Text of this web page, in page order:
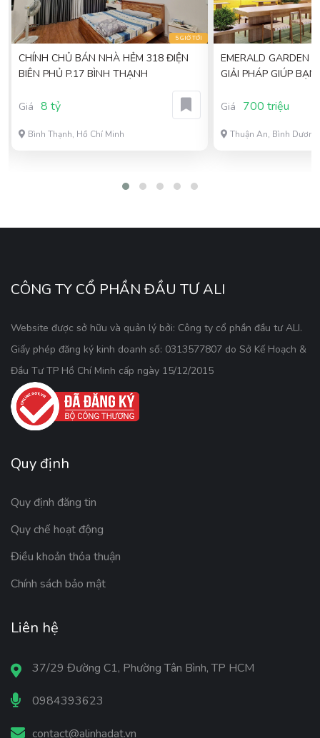
5 GIỜ TỚI
CHÍNH CHỦ BÁN NHÀ HẺM 318 ĐIỆN
BIÊN PHỦ P.17 BÌNH THẠNH
Giá 8 tỷ
Bình Thạnh, Hồ Chí Minh
EMERALD GARDEN
GIẢI PHÁP GIÚP
Giá
700 triệu
Thuận An, Bình Dương
CÔNG TY CỔ PHẦN ĐẦU TƯ ALI
Website được sở hữu và quản lý bởi: Công ty cổ phần đầu tư ALI.
Giấy phép đăng ký kinh doanh số: 0313577807 do Sở Kế Hoạch &
Đầu Tư TP Hồ Chí Minh cấp ngày 15/12/2015
Quy định
Quy định đăng tin
Quy chế hoạt động
Điều khoản thỏa thuận
Chính sách bảo mật
Liên hệ
37/29 Đường C1, Phường Tân Bình, TP HCM
0984393623
contact@alinhadat.vn